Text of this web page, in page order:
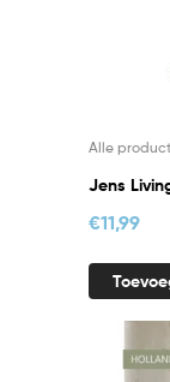
Alle
Jens
€11,99